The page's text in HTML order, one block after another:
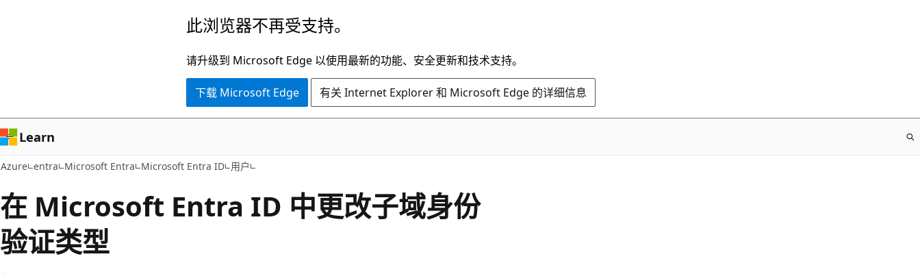
容
此浏览器不再受支持。
请升级到 Microsoft Edge 以使用最新的功能、安全更新和技术支持。
下载 Microsoft Edge 有关 Internet Explorer 和 Microsoft Edge 的详细信息
Learn
Azure entra Microsoft Entra Microsoft Entra ID 用户
在 Microsoft Entra ID 中更改子域身份
验证类型